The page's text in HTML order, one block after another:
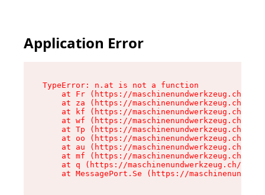
Application Error
TypeError: n.at is not a function
at Fr (https://maschinenundwerkzeug.ch/
at za (https://maschinenundwerkzeug.ch/
at kf (https://maschinenundwerkzeug.ch/
at wf (https://maschinenundwerkzeug.ch/
at Tp (https://maschinenundwerkzeug.ch/
at oo (https://maschinenundwerkzeug.ch/
at au (https://maschinenundwerkzeug.ch/
at mf (https://maschinenundwerkzeug.ch/
at q (https://maschinenundwerkzeug.ch/
at MessagePort.Se (https://